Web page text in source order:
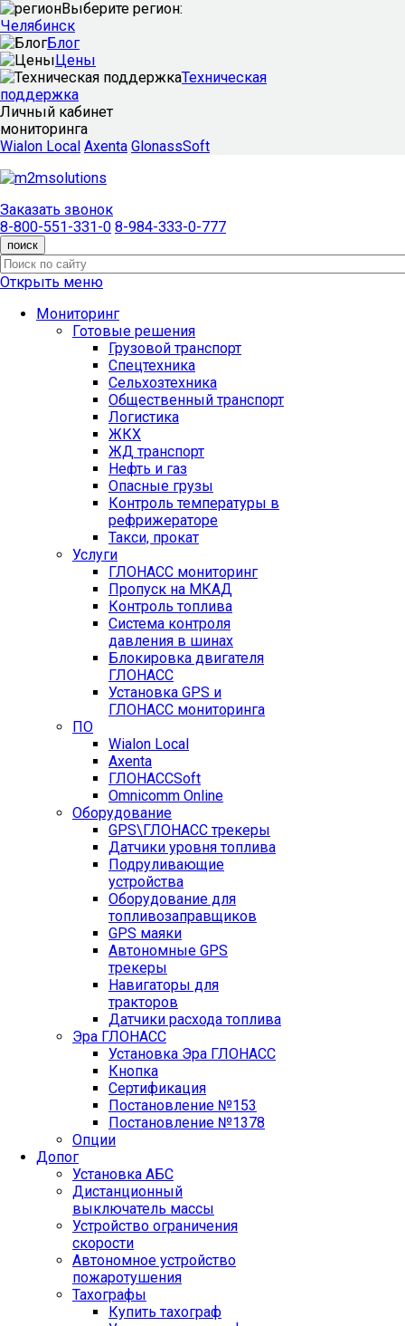
Выберите регион:
Челябинск
Блог
Цены
Техническая
поддержка
Личный кабинет
мониторинга
Wialon Local Axenta GlonassSoft
Заказать звонок
8-800-551-331-0 8-984-333-0-777
поиск
Открыть меню
Мониторинг
Готовые решения
Грузовой транспорт
Спецтехника
Сельхозтехника
Общественный транспорт
Логистика
ЖКХ
ЖД транспорт
Нефть и газ
Опасные грузы
Контроль температуры в
рефрижераторе
Такси, прокат
Услуги
ГЛОНАСС мониторинг
Пропуск на МКАД
Контроль топлива
Система контроля
давления в шинах
Блокировка двигателя
ГЛОНАСС
Установка GPS и
ГЛОНАСС мониторинга
ПО
Wialon Local
Axenta
ГЛОНАССSoft
Оmnicomm Оnline
Оборудование
GPS\ГЛОНАСС трекеры
Датчики уровня топлива
Подруливающие
устройства
Оборудование для
топливозаправщиков
GPS маяки
Автономные GPS
трекеры
Навигаторы для
тракторов
Датчики расхода топлива
Эра ГЛОНАСС
Установка Эра ГЛОНАСС
Кнопка
Сертификация
Постановление №153
Постановление №1378
Опции
Допог
Установка АБС
Дистанционный
выключатель массы
Устройство ограничения
скорости
Автономное устройство
пожаротушения
Тахографы
Купить тахограф